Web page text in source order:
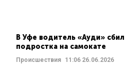
В Уфе водитель «Ауди» сбил
подростка на самокате
Происшествия 11:0626.06.2026